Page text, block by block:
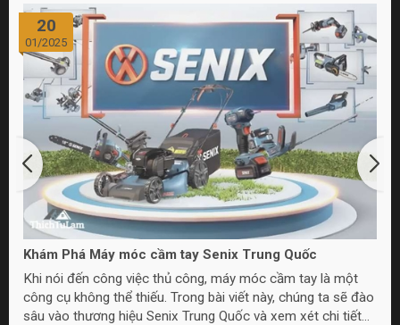
20
01/2025
Khám Phá Máy móc cầm tay Senix Trung Quốc
Khi nói đến công việc thủ công, máy móc cầm tay là một
công cụ không thể thiếu. Trong bài viết này, chúng ta sẽ đào
sâu vào thương hiệu Senix Trung Quốc và xem xét chi tiết